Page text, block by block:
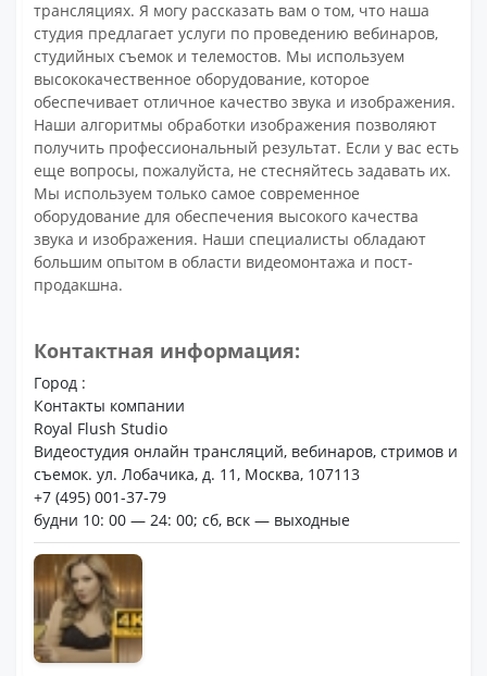
трансляциях. Я могу рассказать вам о том, что наша
студия предлагает услуги по проведению вебинаров,
студийных съемок и телемостов. Мы используем
высококачественное оборудование, которое
обеспечивает отличное качество звука и изображения.
Наши алгоритмы обработки изображения позволяют
получить профессиональный результат. Если у вас есть
еще вопросы, пожалуйста, не стесняйтесь задавать их.
Мы используем только самое современное
оборудование для обеспечения высокого качества
звука и изображения. Наши специалисты обладают
большим опытом в области видеомонтажа и пост-
продакшна.
Контактная информация:
Город :
Контакты компании
Royal Flush Studio
Видеостудия онлайн трансляций, вебинаров, стримов и
съемок. ул. Лобачика, д. 11, Москва, 107113
+7 (495) 001-37-79
будни 10: 00 — 24: 00; сб, вск — выходные